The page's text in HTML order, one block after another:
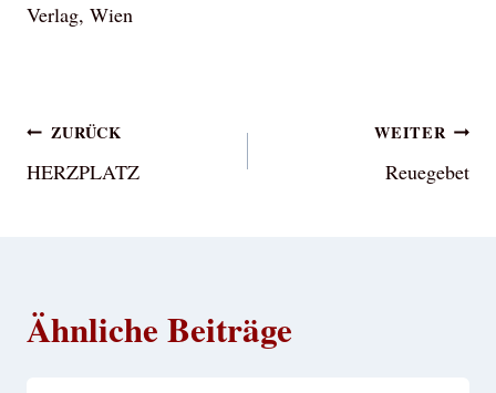
Verlag, Wien
Beitragsnavigation
ZURÜCK
HERZPLATZ
WEITER
Reuegebet
Ähnliche Beiträge